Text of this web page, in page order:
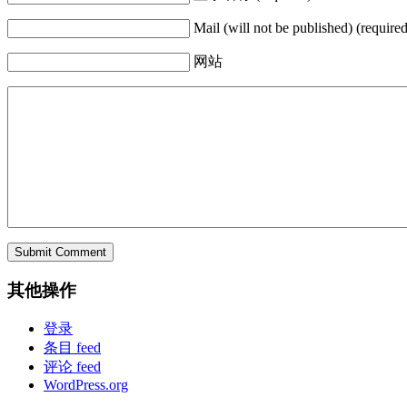
Mail (will not be published)
网站
其他操作
登录
条目 feed
评论 feed
WordPress.org